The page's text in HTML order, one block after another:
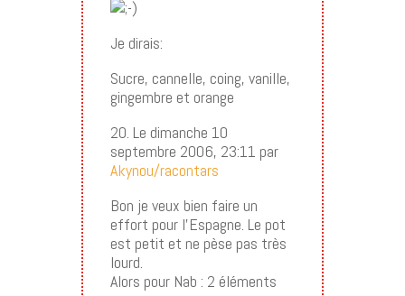
Je dirais:
Sucre, cannelle, coing, vanille,
gingembre et orange
20. Le dimanche 10
septembre 2006, 23:11 par
Akynou/racontars
Bon je veux bien faire un
effort pour l’Espagne. Le pot
est petit et ne pèse pas très
lourd.
Alors pour Nab : 2 éléments